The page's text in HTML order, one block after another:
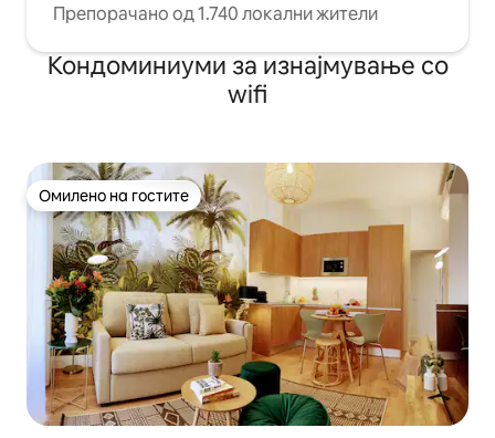
Препорачано од 1.740 локални жители
Кондоминиуми за изнајмување со
wifi
Омилено на гостите
Омилено на гостите